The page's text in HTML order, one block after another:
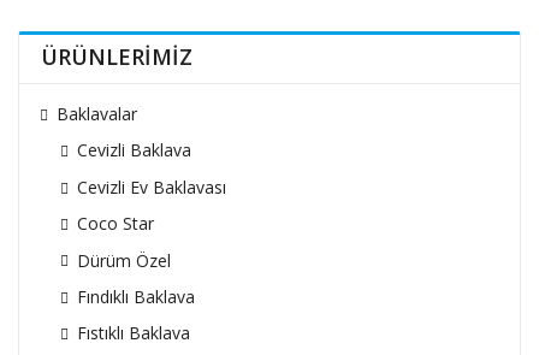
ÜRÜNLERİMİZ
Baklavalar
Cevizli Baklava
Cevizli Ev Baklavası
Coco Star
Dürüm Özel
Fındıklı Baklava
Fıstıklı Baklava